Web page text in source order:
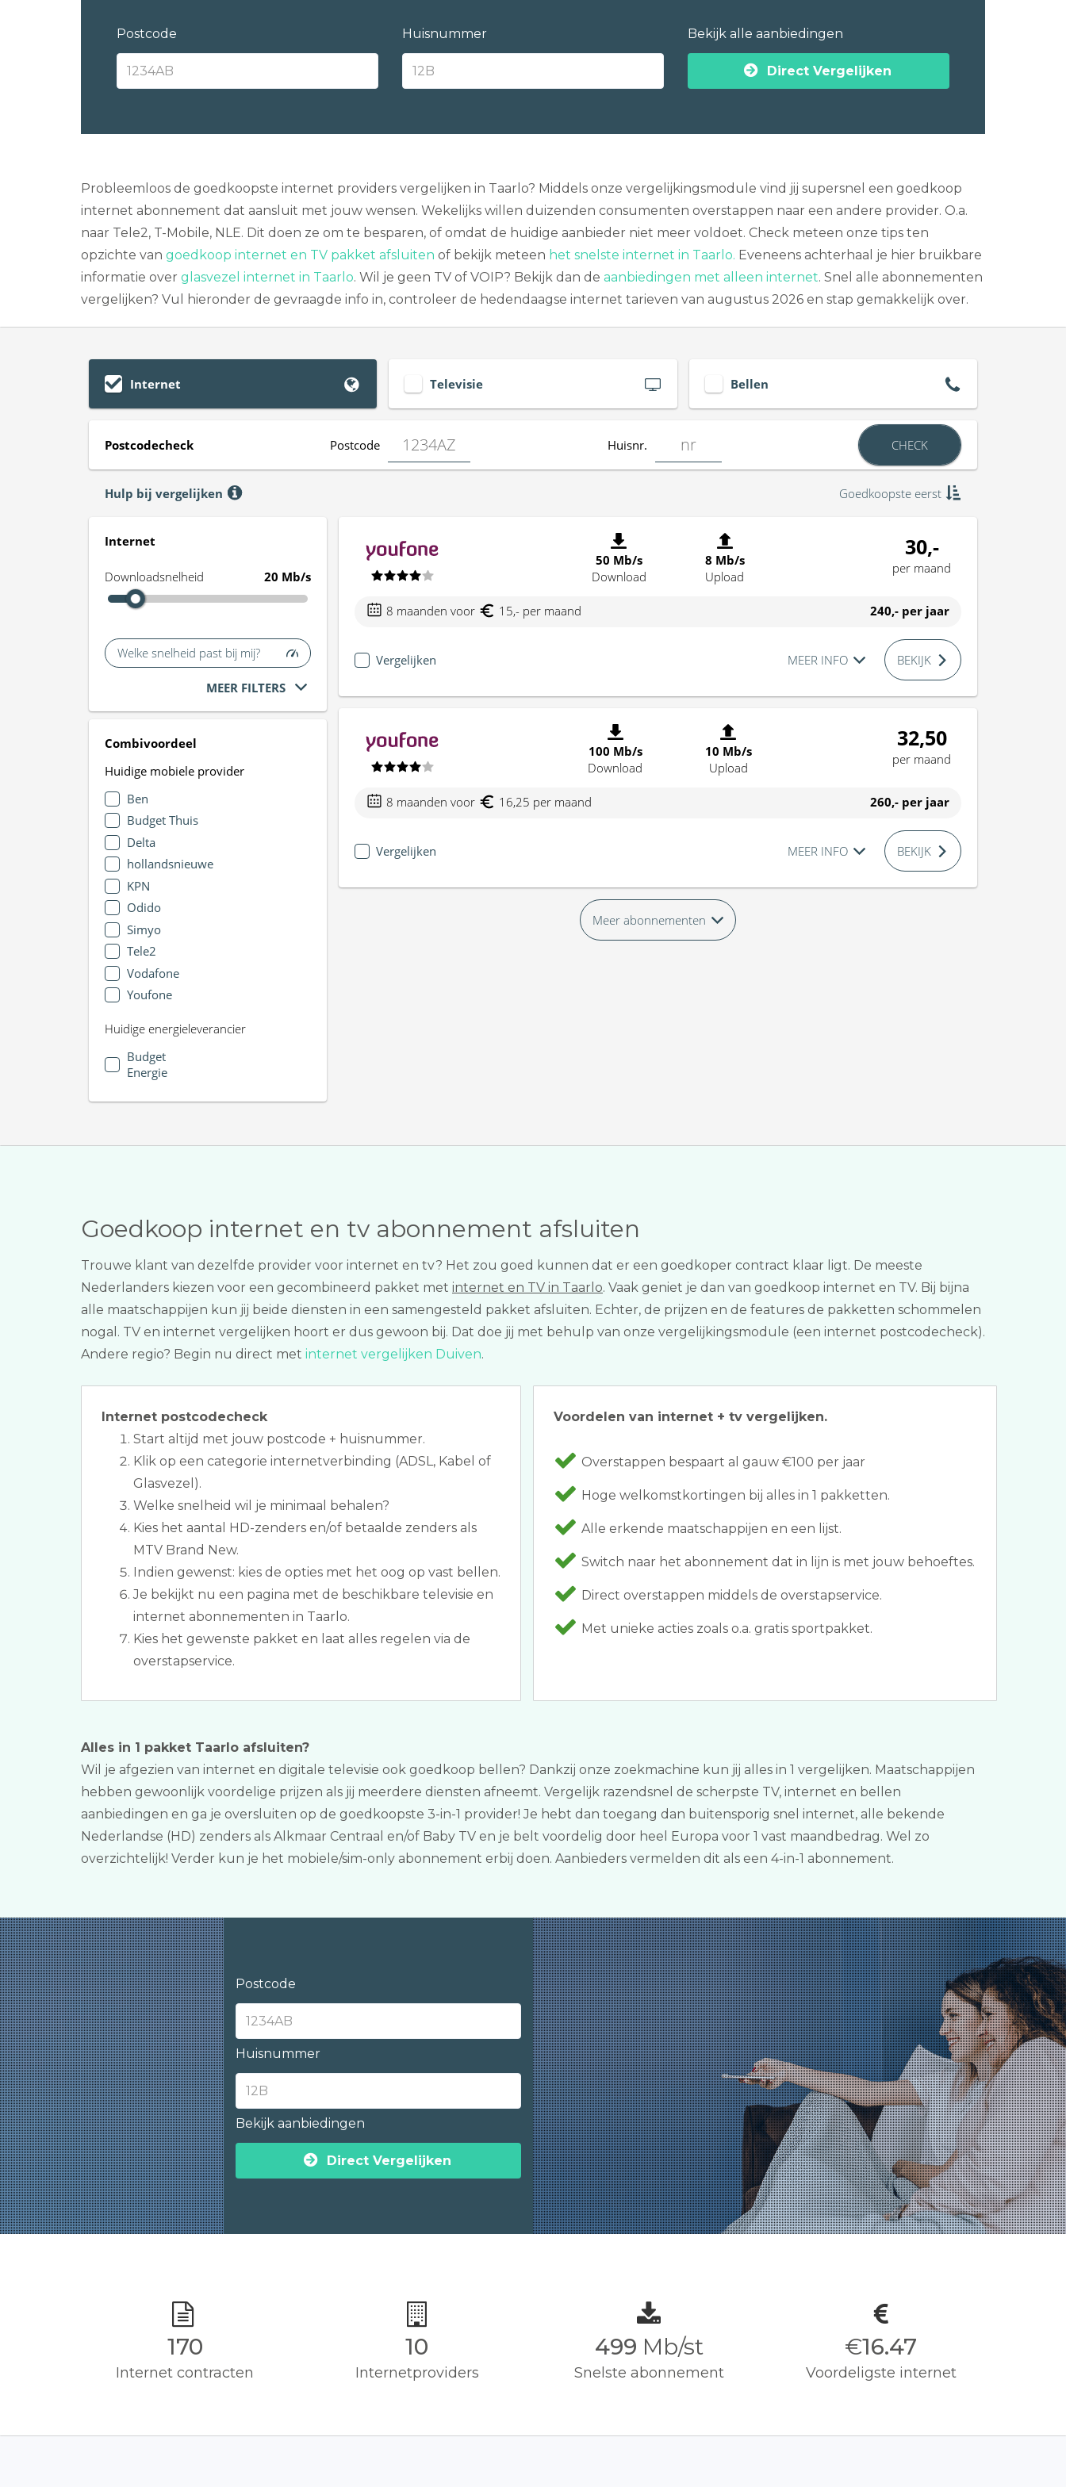
Postcode Huisnummer Bekijk alle aanbiedingen
Direct Vergelijken
Probleemloos de goedkoopste internet providers vergelijken in Taarlo? Middels onze vergelijkingsmodule vind jij supersnel een goedkoop
internet abonnement dat aansluit met jouw wensen. Wekelijks willen duizenden consumenten overstappen naar een andere provider. O.a.
naar Tele2, T-Mobile, NLE. Dit doen ze om te besparen, of omdat de huidige aanbieder niet meer voldoet. Check meteen onze tips ten
opzichte van goedkoop internet en TV pakket afsluiten of bekijk meteen het snelste internet in Taarlo. Eveneens achterhaal je hier bruikbare
informatie over glasvezel internet in Taarlo. Wil je geen TV of VOIP? Bekijk dan de aanbiedingen met alleen internet. Snel alle abonnementen
vergelijken? Vul hieronder de gevraagde info in, controleer de hedendaagse internet tarieven van augustus 2026 en stap gemakkelijk over.
Internet Televisie Bellen
Postcodecheck Postcode Huisnr. CHECK
Hulp bij vergelijken Goedkoopste eerst
Internet
Downloadsnelheid 20 Mb/s
Welke snelheid past bij mij?
MEER FILTERS
Combivoordeel
Huidige mobiele provider
Ben
Budget Thuis
Delta
hollandsnieuwe
KPN
Odido
Simyo
Tele2
Vodafone
Youfone
Huidige energieleverancier
Budget
Energie
50 Mb/s
Download
8 Mb/s
Upload
30,-
per maand
8 maanden voor 15,- per maand 240,- per jaar
Vergelijken MEER INFO BEKIJK
100 Mb/s
Download
10 Mb/s
Upload
32,50
per maand
8 maanden voor 16,25 per maand 260,- per jaar
Vergelijken MEER INFO BEKIJK
Meer abonnementen
Goedkoop internet en tv abonnement afsluiten
Trouwe klant van dezelfde provider voor internet en tv? Het zou goed kunnen dat er een goedkoper contract klaar ligt. De meeste
Nederlanders kiezen voor een gecombineerd pakket met internet en TV in Taarlo. Vaak geniet je dan van goedkoop internet en TV. Bij bijna
alle maatschappijen kun jij beide diensten in een samengesteld pakket afsluiten. Echter, de prijzen en de features de pakketten schommelen
nogal. TV en internet vergelijken hoort er dus gewoon bij. Dat doe jij met behulp van onze vergelijkingsmodule (een internet postcodecheck).
Andere regio? Begin nu direct met internet vergelijken Duiven.
Internet postcodecheck
Start altijd met jouw postcode + huisnummer.
Klik op een categorie internetverbinding (ADSL, Kabel of
Glasvezel).
Welke snelheid wil je minimaal behalen?
Kies het aantal HD-zenders en/of betaalde zenders als
MTV Brand New.
Indien gewenst: kies de opties met het oog op vast bellen.
Je bekijkt nu een pagina met de beschikbare televisie en
internet abonnementen in Taarlo.
Kies het gewenste pakket en laat alles regelen via de
overstapservice.
Voordelen van internet + tv vergelijken.
Overstappen bespaart al gauw €100 per jaar
Hoge welkomstkortingen bij alles in 1 pakketten.
Alle erkende maatschappijen en een lijst.
Switch naar het abonnement dat in lijn is met jouw behoeftes.
Direct overstappen middels de overstapservice.
Met unieke acties zoals o.a. gratis sportpakket.
Alles in 1 pakket Taarlo afsluiten?
Wil je afgezien van internet en digitale televisie ook goedkoop bellen? Dankzij onze zoekmachine kun jij alles in 1 vergelijken. Maatschappijen
hebben gewoonlijk voordelige prijzen als jij meerdere diensten afneemt. Vergelijk razendsnel de scherpste TV, internet en bellen
aanbiedingen en ga je oversluiten op de goedkoopste 3-in-1 provider! Je hebt dan toegang dan buitensporig snel internet, alle bekende
Nederlandse (HD) zenders als Alkmaar Centraal en/of Baby TV en je belt voordelig door heel Europa voor 1 vast maandbedrag. Wel zo
overzichtelijk! Verder kun je het mobiele/sim-only abonnement erbij doen. Aanbieders vermelden dit als een 4-in-1 abonnement.
Postcode
Huisnummer
Bekijk aanbiedingen
Direct Vergelijken
170
Internet contracten
10
Internetproviders
500 Mb/st
Snelste abonnement
€16.50
Voordeligste internet